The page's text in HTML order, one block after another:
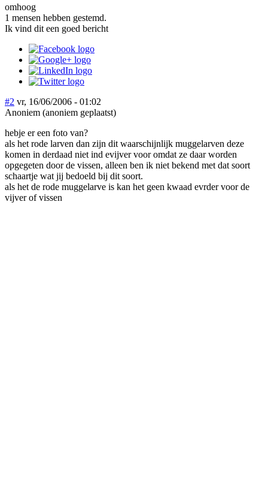
omhoog
1 mensen hebben gestemd.
Ik vind dit een goed bericht
#2 vr, 16/06/2006 - 01:02
Anoniem (anoniem geplaatst)
hebje er een foto van?
als het rode larven dan zijn dit waarschijnlijk muggelarven deze
komen in derdaad niet ind evijver voor omdat ze daar worden
opgegeten door de vissen, alleen ben ik niet bekend met dat soort
schaartje wat jij bedoeld bij dit soort.
als het de rode muggelarve is kan het geen kwaad evrder voor de
vijver of vissen